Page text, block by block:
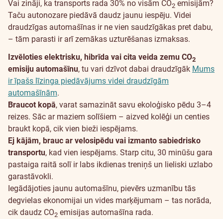
Vai zināji, ka transports rada 30% no visām CO2 emisijām?
Taču autonozare piedāvā daudz jaunu iespēju. Videi
draudzīgas automašīnas ir ne vien saudzīgākas pret dabu,
– tām parasti ir arī zemākas uzturēšanas izmaksas.
Izvēloties elektrisku, hibrīda vai cita veida zemu CO2
emisiju automašīnu, tu vari dzīvot dabai draudzīgāk Mums
ir īpašs līzinga piedāvājums videi draudzīgām
automašīnām.
Braucot kopā, varat samazināt savu ekoloģisko pēdu 3–4
reizes. Sāc ar maziem solīšiem – aizved kolēģi un centies
braukt kopā, cik vien bieži iespējams.
Ej kājām, brauc ar velosipēdu vai izmanto sabiedrisko
transportu, kad vien iespējams. Starp citu, 30 minūšu gara
pastaiga raitā solī ir labs ikdienas treniņš un lieliski uzlabo
garastāvokli.
Iegādājoties jaunu automašīnu, pievērs uzmanību tās
degvielas ekonomijai un vides marķējumam – tas norāda,
cik daudz CO2 emisijas automašīna rada.